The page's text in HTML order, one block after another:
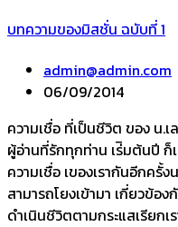
บทความของมิสชั่น ฉบับที่ 1
admin@admin.com
06/09/2014
ความเชื่อ ที่เป็นชีวิต ของ
ผู้อ่านที่รักทุกท่าน เร่ิมต้นปี ก็
ความเชื่อ เของเรากันอีกครั้
สามารถโยงเข้ามา เกี่ยวข้อ
ดำเนินชีวิตตามกระแสเรียกเ